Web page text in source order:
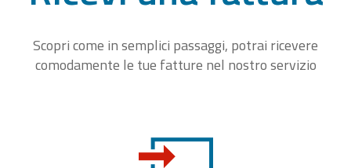
Scopri come in semplici passaggi, potrai ricevere
comodamente le tue fatture nel nostro servizio